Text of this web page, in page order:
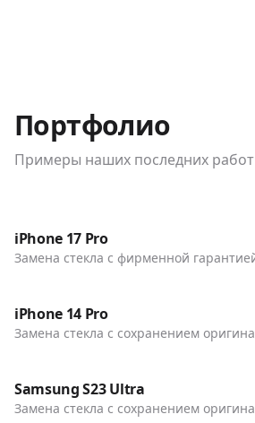
Портфолио
Примеры наших последних работ
Телефоны
iPhone 17 Pro
Замена стекла с фирменной
Телефоны
iPhone 14 Pro
Замена стекла с сохранением
Телефоны
Samsung S23 Ultra
Замена стекла с сохранением